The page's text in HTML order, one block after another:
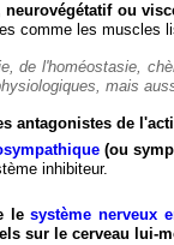
neurovégétatif ou
comme les
de l'homéostasie,
mais
antagonistes de
(ou
inhibiteur.
lesystème nerveux
sur le cerveau lui-